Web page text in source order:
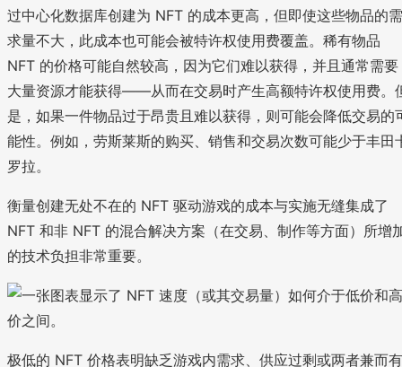
过中心化数据库创建为 NFT 的成本更高，但即使这些物品的需
求量不大，此成本也可能会被特许权使用费覆盖。稀有物品
NFT 的价格可能自然较高，因为它们难以获得，并且通常需要
大量资源才能获得——从而在交易时产生高额特许权使用费。
是，如果一件物品过于昂贵且难以获得，则可能会降低交易的
能性。例如，劳斯莱斯的购买、销售和交易次数可能少于丰田
罗拉。
衡量创建无处不在的 NFT 驱动游戏的成本与实施无缝集成了
NFT 和非 NFT 的混合解决方案（在交易、制作等方面）所增
的技术负担非常重要。
极低的 NFT 价格表明缺乏游戏内需求、供应过剩或两者兼而有